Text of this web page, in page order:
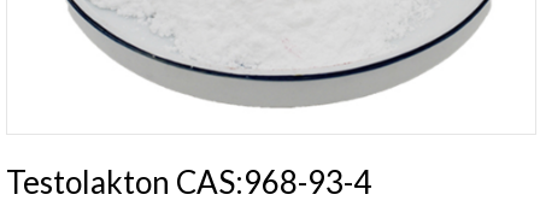
Testolakton CAS:968-93-4